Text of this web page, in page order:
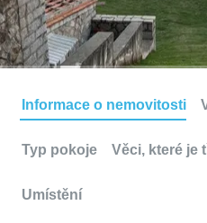
Informace o nemovitosti
Typ pokoje Věci, které je
Umístění